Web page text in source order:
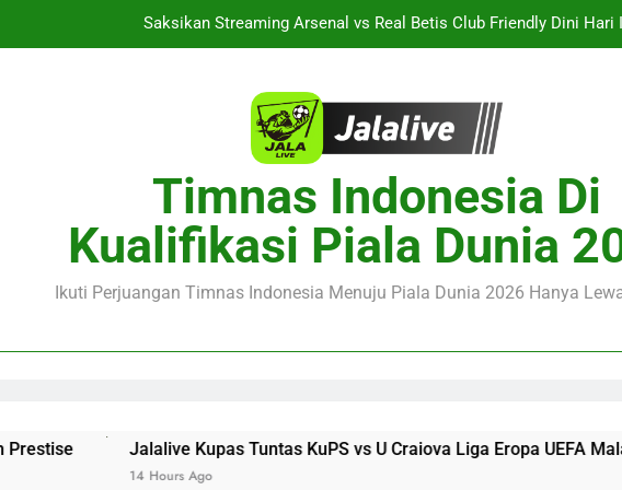
Saksikan Streaming Arsenal vs Real Betis Club Friendly Dini
Streaming Monaco vs Getafe Club Friendly Dini Hari Ini Pukul
Jalalive Kupas Tuntas KuPS vs U Craiova Liga Eropa UEFA
Saksikan Streaming Arsenal vs Real Betis Club Friendly Dini Hari
Jalalive Hadirkan Streaming AC Milan vs Inter Milan Club Friendly
Timnas Indonesia Di
Kualifikasi Piala Dunia
Ikuti Perjuangan Timnas Indonesia Menuju Piala Dunia 2026 Hanya
Jalalive Kupas Tuntas KuPS vs U Craiova Liga Eropa UEFA Malam Ini Pukul